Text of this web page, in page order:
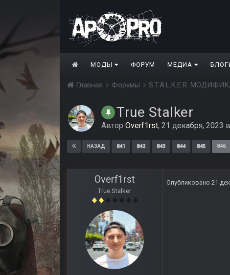
МОДЫ ФОРУМ МЕДИА
Главная Форумы S.T.A.L.K.E.R.
True Stalker
Автор Overf1rst, 21 декабря, 2023 в
НАЗАД 841 842 843 844 845 846
Overf1rst
True Stalker
Опубликовано 21